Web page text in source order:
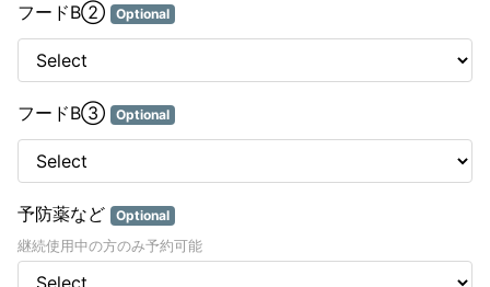
フードB② Optional
フードB③ Optional
予防薬など Optional
継続使用中の方のみ予約可能